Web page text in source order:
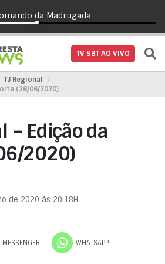
da Madrugada
TV SBT AO VIVO
TJ Regional
(26/06/2020)
– Edição da
2020)
de 2020 às 20:18H
MESSENGER WHATSAPP